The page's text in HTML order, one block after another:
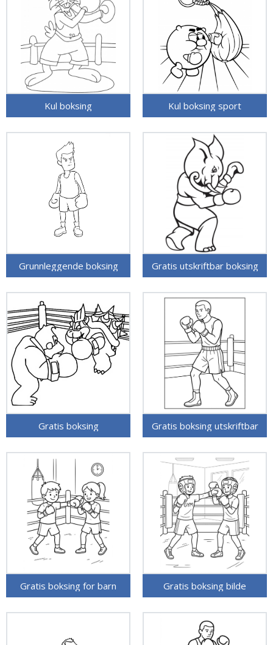
Kul boksing Kul boksing sport
Grunnleggende boksing Gratis utskriftbar boksing
Gratis boksing Gratis boksing utskriftbar
Gratis boksing for barn Gratis boksing bilde